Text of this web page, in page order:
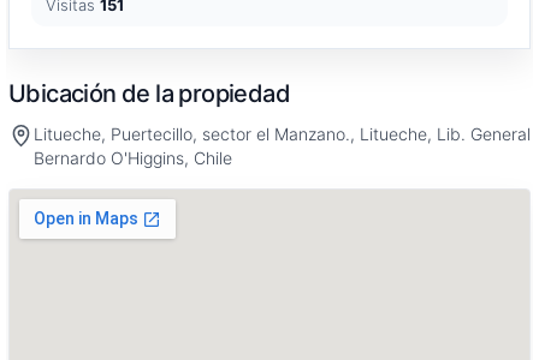
Visitas 151
Ubicación de la propiedad
Litueche, Puertecillo, sector el Manzano., Litueche, Lib. General
Bernardo O'Higgins, Chile